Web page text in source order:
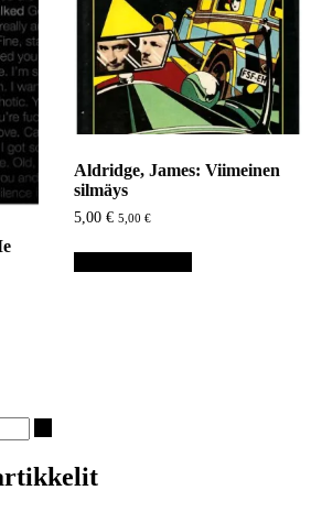
Aldridge, James: Viimeinen
silmäys
5,00 € 5,00 €